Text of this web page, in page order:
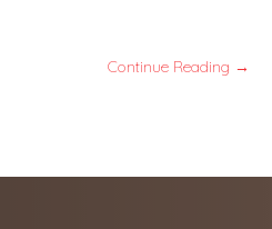
Continue Reading →